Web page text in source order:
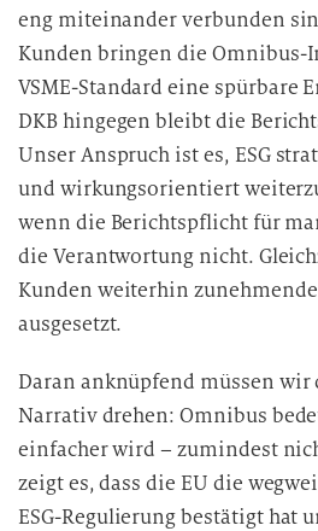
eng miteinander verbunden
Kunden bringen die
VSME-Standard eine spürbare
DKB hingegen bleibt die
Unser Anspruch ist es, ESG
und wirkungsorientiert
wenn die Berichtspflicht für
die Verantwortung nicht.
Kunden weiterhin
ausgesetzt.
Daran anknüpfend müssen wir
Narrativ drehen: Omnibus
einfacher wird – zumindest
zeigt es, dass die EU die
ESG-Regulierung bestätigt hat